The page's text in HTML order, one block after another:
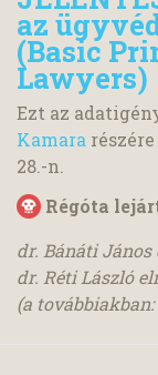
az
(Basic
Lawyers)
Ezt az
Kamara részére
28.-n.
Régóta
dr. Bánáti
dr. Réti László
(a